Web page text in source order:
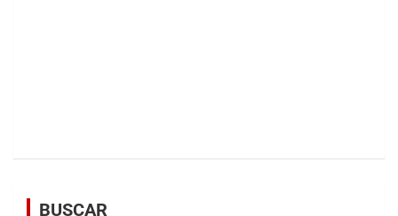
BUSCAR